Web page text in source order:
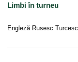
Limbi în turneu
Engleză Rusesc Turcesc